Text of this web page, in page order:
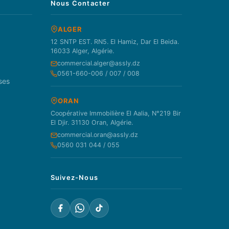
Nous Contacter
ALGER
12 SNTP EST. RN5. El Hamiz, Dar El Beida.
16033 Alger, Algérie.
commercial.alger@assly.dz
0561-660-006 / 007 / 008
ORAN
Coopérative Immobilière El Aalia, N°219 Bir
El Djir. 31130 Oran, Algérie.
commercial.oran@assly.dz
0560 031 044 / 055
Suivez-Nous